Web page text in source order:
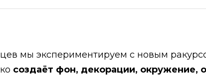
мы экспериментируем с новым
создаёт фон, декорации, окружение,